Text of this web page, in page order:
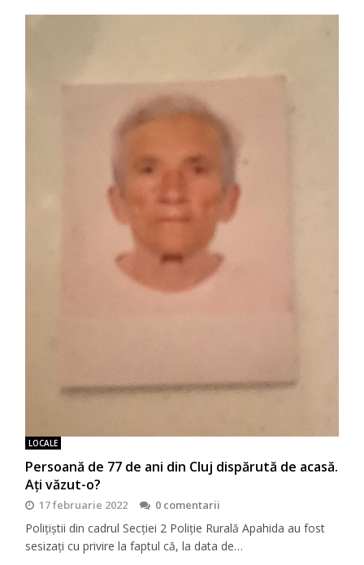
LOCALE
Persoană de 77 de ani din Cluj dispărută de acasă.
Ați văzut-o?
17 februarie 2022 0 comentarii
Poliţiștii din cadrul Secției 2 Poliție Rurală Apahida au fost
sesizați cu privire la faptul că, la data de…